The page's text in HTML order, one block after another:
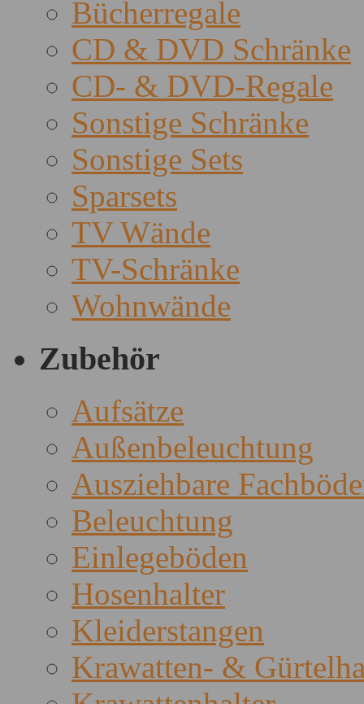
Bücherregale
CD & DVD Schränke
CD- & DVD-Regale
Sonstige Schränke
Sonstige Sets
Sparsets
TV Wände
TV-Schränke
Wohnwände
Zubehör
Aufsätze
Außenbeleuchtung
Ausziehbare
Beleuchtung
Einlegeböden
Hosenhalter
Kleiderstangen
Krawatten- &